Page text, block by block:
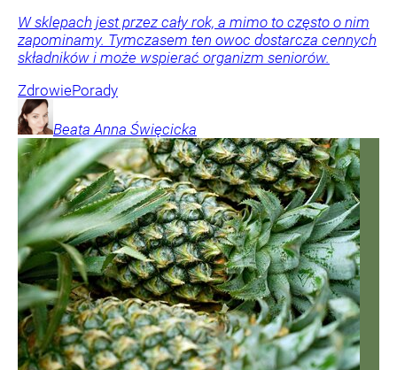
W sklepach jest przez cały rok, a mimo to często o nim
zapominamy. Tymczasem ten owoc dostarcza cennych
składników i może wspierać organizm seniorów.
ZdrowiePorady
Beata Anna Święcicka